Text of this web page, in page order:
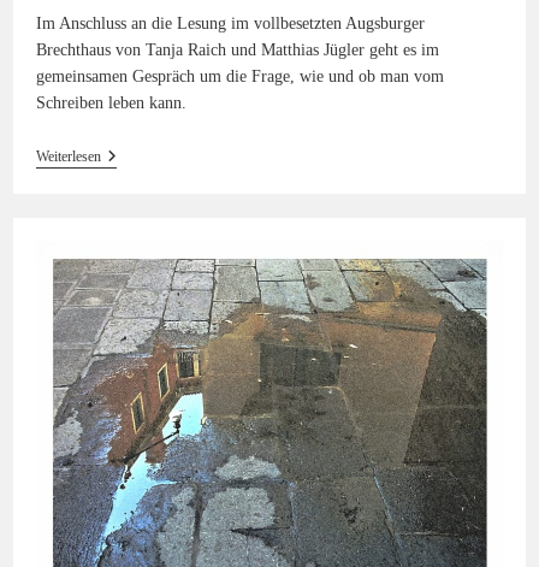
Im Anschluss an die Lesung im vollbesetzten Augsburger
Brechthaus von Tanja Raich und Matthias Jügler geht es im
gemeinsamen Gespräch um die Frage, wie und ob man vom
Schreiben leben kann.
Weiterlesen#29
—
Das
Gespräch
Von
Tanja
Raich
Und
Matthias
Jügler